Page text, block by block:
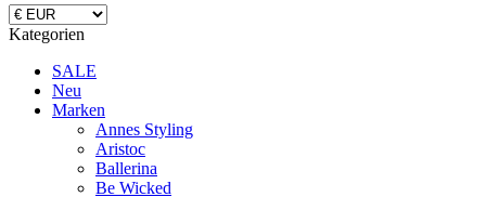
Kategorien
SALE
Neu
Marken
Annes Styling
Aristoc
Ballerina
Be Wicked